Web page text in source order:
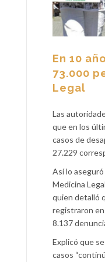
En 10
73.000
Legal
Las
que en los
casos de
27.229
Así lo
Medicina
quien detalló
registraron
8.137
Explicó que
casos